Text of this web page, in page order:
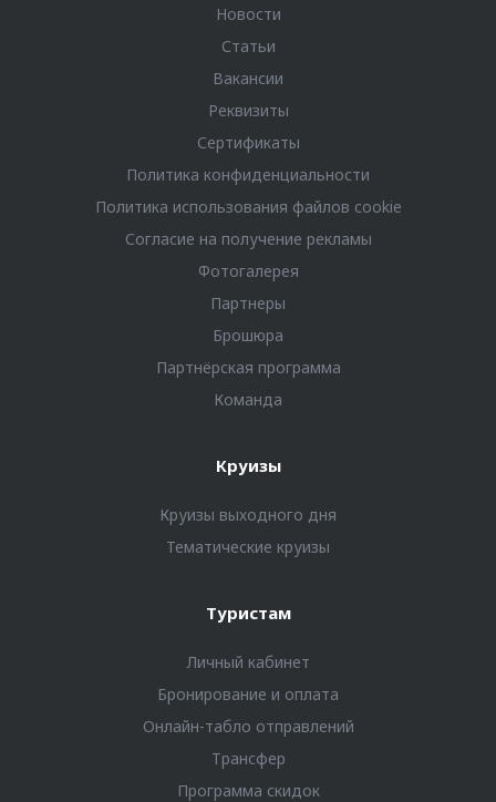
Новости
Статьи
Вакансии
Реквизиты
Сертификаты
Политика конфиденциальности
Политика использования файлов cookie
Согласие на получение рекламы
Фотогалерея
Партнеры
Брошюра
Партнёрская программа
Команда
Круизы
Круизы выходного дня
Тематические круизы
Туристам
Личный кабинет
Бронирование и оплата
Онлайн-табло отправлений
Трансфер
Программа скидок